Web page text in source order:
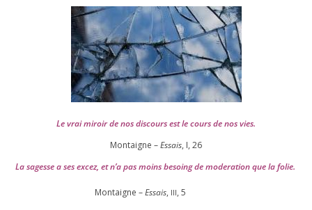
Le vrai miroir de nos dis­cours est le cours de nos vies.
Montaigne –Essais, I, 26
La sagesse a ses excez, et n’a pas moins besoing de mode­ra­tion que la folie.
Montaigne –Essais, III, 5